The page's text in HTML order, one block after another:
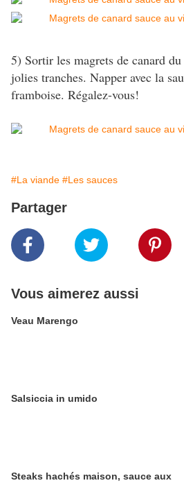
5) Sortir les magrets de canard
jolies tranches. Napper avec la
framboise. Régalez-vous!
#La viande #Les sauces
Partager
Vous aimerez aussi
Veau Marengo
Salsiccia in umido
Steaks hachés maison, sauce aux